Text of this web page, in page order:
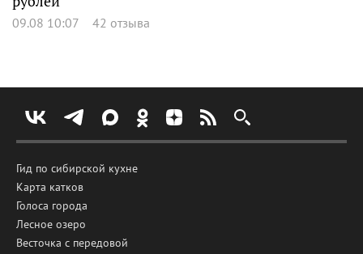
09.08 10:07 42 отзыва
Гид по сибирской кухне
Карта катков
Голоса города
Лесное озеро
Весточка с передовой